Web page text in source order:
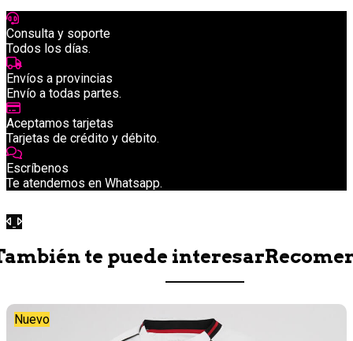
Consulta y soporte
Todos los días.
Envíos a provincias
Envío a todas partes.
Aceptamos tarjetas
Tarjetas de crédito y débito.
Escríbenos
Te atendemos en Whatsapp.
Anterior
Siguiente
te puede interesar
Nuevo